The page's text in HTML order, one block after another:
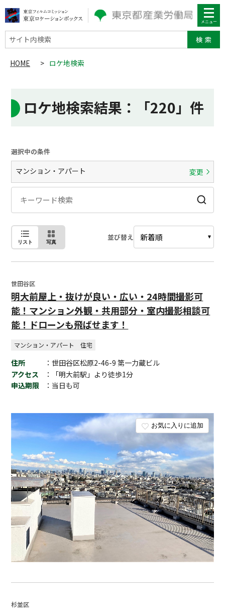
サイト内検索
HOME > ロケ地検索
ロケ地検索結果 ：「220」件
選択中の条件
マンション・アパート
リスト 写真
並び替え
お気に入りに追加
世田谷区
明大前屋上・抜けが良い・広い・24時間撮影可
能！マンション外観・共用部分・室内撮影相談可
能！ドローンも飛ばせます！
マンション・アパート 住宅
住所
：世田谷区松原2-46-9 第一力蔵ビル
アクセス
：「明大前駅」より徒歩1分
申込期限
：当日も可
杉並区